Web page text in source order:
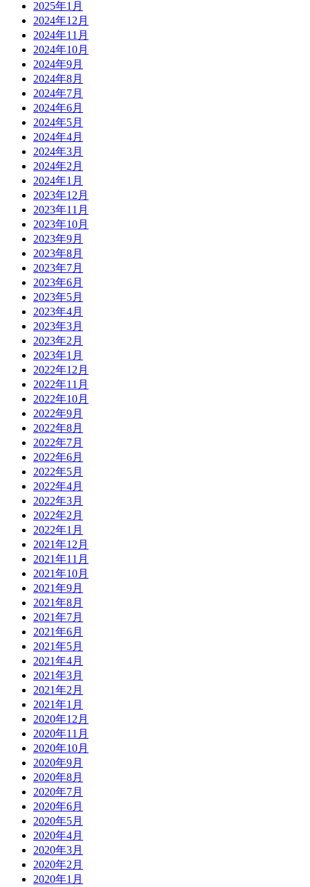
2025年1月
2024年12月
2024年11月
2024年10月
2024年9月
2024年8月
2024年7月
2024年6月
2024年5月
2024年4月
2024年3月
2024年2月
2024年1月
2023年12月
2023年11月
2023年10月
2023年9月
2023年8月
2023年7月
2023年6月
2023年5月
2023年4月
2023年3月
2023年2月
2023年1月
2022年12月
2022年11月
2022年10月
2022年9月
2022年8月
2022年7月
2022年6月
2022年5月
2022年4月
2022年3月
2022年2月
2022年1月
2021年12月
2021年11月
2021年10月
2021年9月
2021年8月
2021年7月
2021年6月
2021年5月
2021年4月
2021年3月
2021年2月
2021年1月
2020年12月
2020年11月
2020年10月
2020年9月
2020年8月
2020年7月
2020年6月
2020年5月
2020年4月
2020年3月
2020年2月
2020年1月